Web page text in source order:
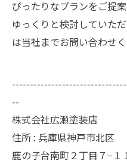
ぴったりなプランをご提案
ゆっくりと検討していた
は当社までお問い合わせく
--
株式会社広瀬塗装店
住所 : 兵庫県神戸市北区
鹿の子台南町２丁目７−１